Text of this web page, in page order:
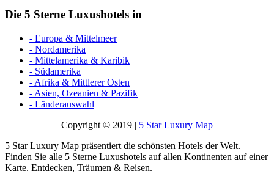
Die 5 Sterne Luxushotels in
- Europa & Mittelmeer
- Nordamerika
- Mittelamerika & Karibik
- Südamerika
- Afrika & Mittlerer Osten
- Asien, Ozeanien & Pazifik
- Länderauswahl
Copyright © 2019 | 5 Star Luxury Map
5 Star Luxury Map präsentiert die schönsten Hotels der Welt.
Finden Sie alle 5 Sterne Luxushotels auf allen Kontinenten auf einer
Karte. Entdecken, Träumen & Reisen.